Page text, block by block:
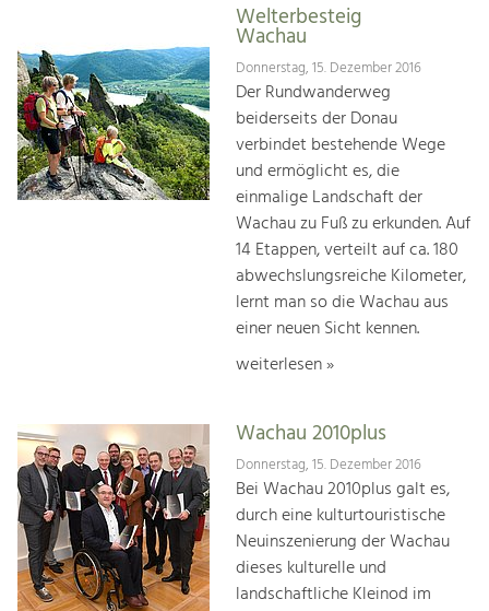
Welterbesteig
Wachau
Donnerstag, 15. Dezember 2016
Der Rundwanderweg
beiderseits der Donau
verbindet bestehende Wege
und ermöglicht es, die
einmalige Landschaft der
Wachau zu Fuß zu erkunden. Auf
14 Etappen, verteilt auf ca. 180
abwechslungsreiche Kilometer,
lernt man so die Wachau aus
einer neuen Sicht kennen.
weiterlesen »
Wachau 2010plus
Donnerstag, 15. Dezember 2016
Bei Wachau 2010plus galt es,
durch eine kulturtouristische
Neuinszenierung der Wachau
dieses kulturelle und
landschaftliche Kleinod im